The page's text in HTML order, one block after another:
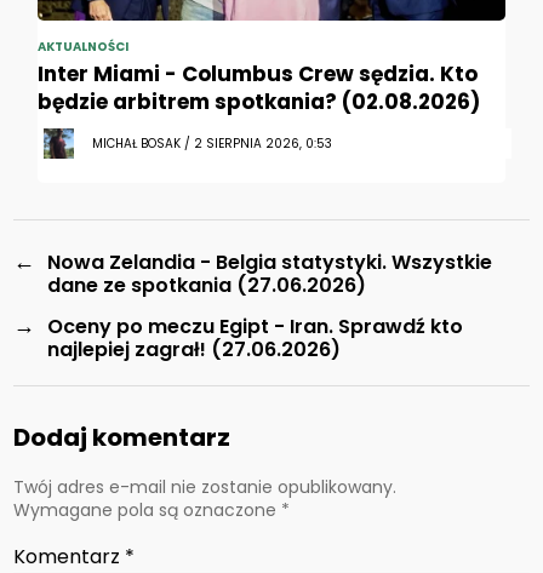
AKTUALNOŚCI
Inter Miami - Columbus Crew sędzia. Kto
będzie arbitrem spotkania? (02.08.2026)
MICHAŁ BOSAK / 2 SIERPNIA 2026, 0:53
←
Nowa Zelandia - Belgia statystyki. Wszystkie
dane ze spotkania (27.06.2026)
→
Oceny po meczu Egipt - Iran. Sprawdź kto
najlepiej zagrał! (27.06.2026)
Dodaj komentarz
Twój adres e-mail nie zostanie opublikowany.
Wymagane pola są oznaczone *
Komentarz *